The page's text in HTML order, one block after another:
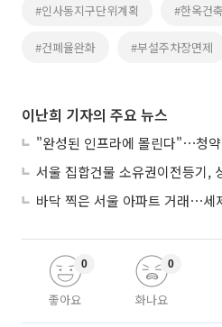
#인사동지구단위계획 #한옥건
#건폐율완화 #부설주차장면제
이난희 기자의 주요 뉴스
서울 집합건물 소유권이전등기,
바닥 찍은 서울 아파트 거래⋯세
좋아요
0
화나요
0